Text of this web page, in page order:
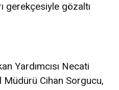
gerekçesiyle gözaltı
Yardımcısı Necati
Müdürü Cihan Sorgucu,